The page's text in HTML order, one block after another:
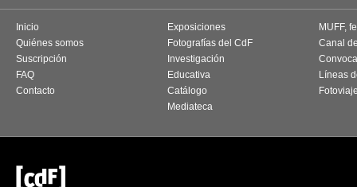
Inicio
Quiénes somos
Suscripción
FAQ
Contacto
Exposiciones
Fotografías del CdF
Investigación
Educativa
Catálogo
Mediateca
MUFF,
Canal
Líneas